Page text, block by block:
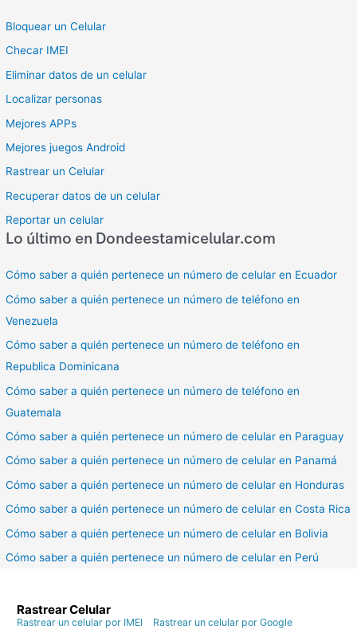
Bloquear un Celular
Checar IMEI
Eliminar datos de un celular
Localizar personas
Mejores APPs
Mejores juegos Android
Rastrear un Celular
Recuperar datos de un celular
Reportar un celular
Lo último en Dondeestamicelular.com
Cómo saber a quién pertenece un número de celular en Ecuador
Cómo saber a quién pertenece un número de teléfono en
Venezuela
Cómo saber a quién pertenece un número de teléfono en
Republica Dominicana
Cómo saber a quién pertenece un número de teléfono en
Guatemala
Cómo saber a quién pertenece un número de celular en Paraguay
Cómo saber a quién pertenece un número de celular en Panamá
Cómo saber a quién pertenece un número de celular en Honduras
Cómo saber a quién pertenece un número de celular en Costa Rica
Cómo saber a quién pertenece un número de celular en Bolivia
Cómo saber a quién pertenece un número de celular en Perú
Rastrear Celular
Rastrear un celular por IMEI
Rastrear un celular por Google